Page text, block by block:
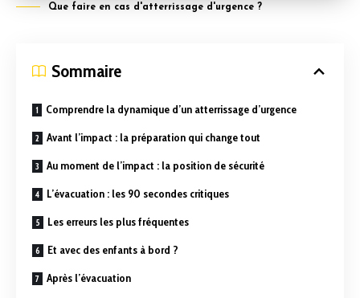
Que faire en cas d'atterrissage d'urgence ?
Sommaire
Comprendre la dynamique d’un atterrissage d’urgence
Avant l’impact : la préparation qui change tout
Au moment de l’impact : la position de sécurité
L’évacuation : les 90 secondes critiques
Les erreurs les plus fréquentes
Et avec des enfants à bord ?
Après l’évacuation